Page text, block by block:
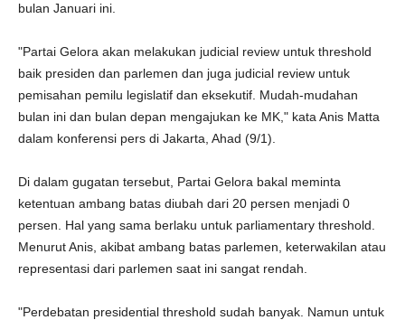
bulan Januari ini.
"Partai Gelora akan melakukan judicial review untuk threshold
baik presiden dan parlemen dan juga judicial review untuk
pemisahan pemilu legislatif dan eksekutif. Mudah-mudahan
bulan ini dan bulan depan mengajukan ke MK," kata Anis Matta
dalam konferensi pers di Jakarta, Ahad (9/1).
Di dalam gugatan tersebut, Partai Gelora bakal meminta
ketentuan ambang batas diubah dari 20 persen menjadi 0
persen. Hal yang sama berlaku untuk parliamentary threshold.
Menurut Anis, akibat ambang batas parlemen, keterwakilan atau
representasi dari parlemen saat ini sangat rendah.
"Perdebatan presidential threshold sudah banyak. Namun untuk